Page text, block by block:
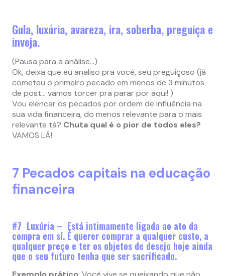
Gula, luxúria, avareza, ira, soberba, preguiça e
inveja.
(Pausa para a análise…)
Ok, deixa que eu analiso pra você, seu preguiçoso (já
cometeu o primeiro pecado em menos de 3 minutos
de post… vamos torcer pra parar por aqui! )
Vou elencar os pecados por ordem de influência na
sua vida financeira, do menos relevante para o mais
relevante tá? Chuta qual é o pior de todos eles?
VAMOS LÁ!
7 Pecados capitais na educação
financeira
#7 Luxúria – Está intimamente ligada ao ato da
compra em sí. É querer comprar a qualquer custo, a
qualquer preço e ter os objetos de desejo hoje ainda
que o seu futuro tenha que ser sacrificado.